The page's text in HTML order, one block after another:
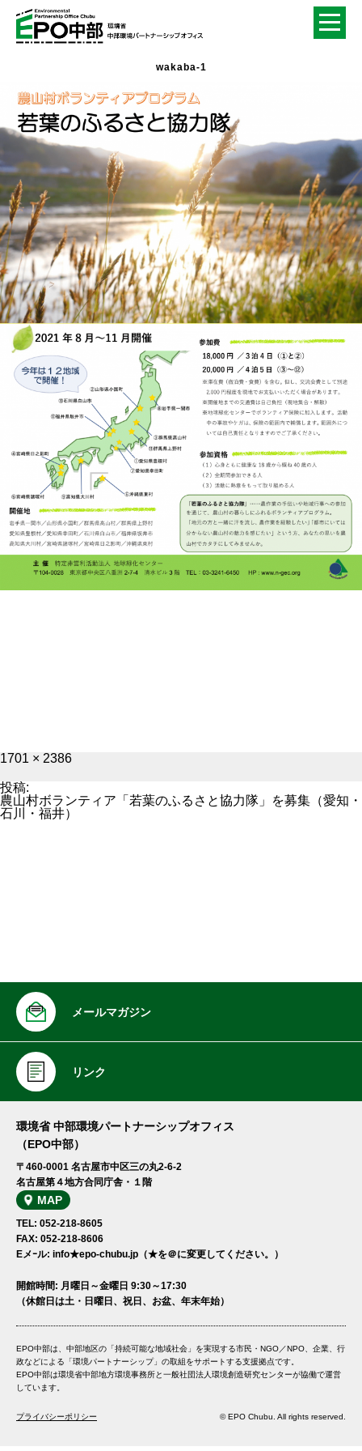
wakaba-1
フ
サ
イ
ズ
1701 × 2386
投稿:
農山村ボランティア「若葉のふるさと協力隊」を募集（愛知・
石川・福井）
メールマガジン
リンク
環境省 中部環境パートナーシップオフィス
（EPO中部）
〒460-0001 名古屋市中区三の丸2-6-2
名古屋第４地方合同庁舎・１階
MAP
TEL: 052-218-8605
FAX: 052-218-8606
Eメｰル: info★epo-chubu.jp（★を＠に変更してください。）
開館時間: 月曜日～金曜日 9:30～17:30
（休館日は土・日曜日、祝日、お盆、年末年始）
EPO中部は、中部地区の「持続可能な地域社会」を実現する市民・NGO／NPO、企業、行
政などによる「環境パートナーシップ」の取組をサポートする支援拠点です。
EPO中部は環境省中部地方環境事務所と一般社団法人環境創造研究センターが協働で運営
しています。
プライバシーポリシー © EPO Chubu. All rights reserved.